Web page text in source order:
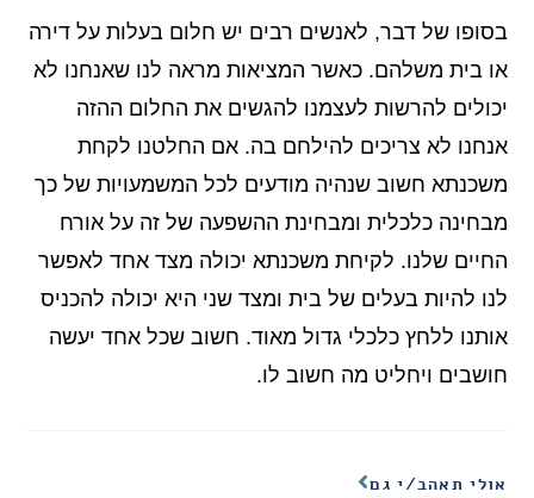
בסופו של דבר, לאנשים רבים יש חלום בעלות על דירה
או בית משלהם. כאשר המציאות מראה לנו שאנחנו לא
יכולים להרשות לעצמנו להגשים את החלום ההזה
אנחנו לא צריכים להילחם בה. אם החלטנו לקחת
משכנתא חשוב שנהיה מודעים לכל המשמעויות של כך
מבחינה כלכלית ומבחינת ההשפעה של זה על אורח
החיים שלנו. לקיחת משכנתא יכולה מצד אחד לאפשר
לנו להיות בעלים של בית ומצד שני היא יכולה להכניס
אותנו ללחץ כלכלי גדול מאוד. חשוב שכל אחד יעשה
חושבים ויחליט מה חשוב לו.
אולי תאהב/י גם